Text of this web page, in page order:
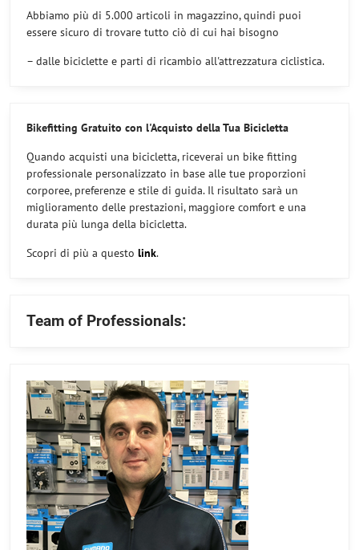
Abbiamo più di 5.000 articoli in magazzino, quindi puoi
essere sicuro di trovare tutto ciò di cui hai bisogno
– dalle biciclette e parti di ricambio all'attrezzatura ciclistica.
Bikefitting Gratuito con l'Acquisto della Tua Bicicletta
Quando acquisti una bicicletta, riceverai un bike fitting
professionale personalizzato in base alle tue proporzioni
corporee, preferenze e stile di guida. Il risultato sarà un
miglioramento delle prestazioni, maggiore comfort e una
durata più lunga della bicicletta.
Scopri di più a questo link.
Team of Professionals: